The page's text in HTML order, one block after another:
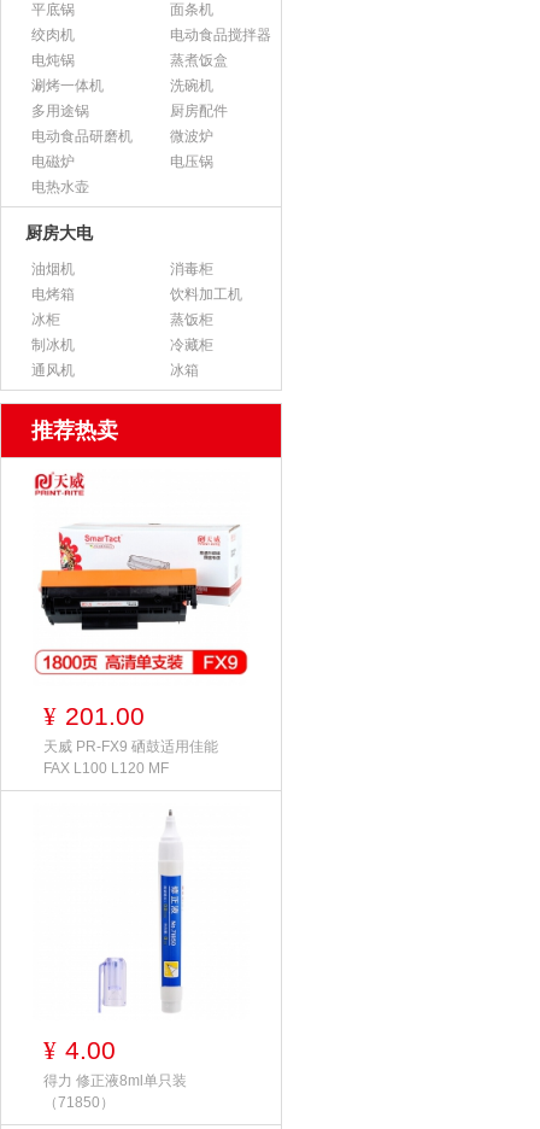
平底锅
面条机
绞肉机
电动食品搅拌器
电炖锅
蒸煮饭盒
涮烤一体机
洗碗机
多用途锅
厨房配件
电动食品研磨机
微波炉
电磁炉
电压锅
电热水壶
厨房大电
油烟机
消毒柜
电烤箱
饮料加工机
冰柜
蒸饭柜
制冰机
冷藏柜
通风机
冰箱
推荐热卖
¥ 201.00
天威 PR-FX9 硒鼓适用佳能
FAX L100 L120 MF
¥ 4.00
得力 修正液8ml单只装
（71850）